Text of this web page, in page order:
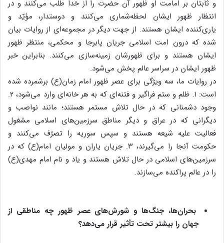
و ثابتان بر امامت او ظهور آن حضرت را از خدا طلب می‌کنند و در
انتظار ظهور ایشان لحظه‌شماری می‌کنند و دوستدار، مؤیّد و
یاری‌کننده ایشان هستند. از جهت دیگر در مجموعه‌ای از روایات بیان
شده که درون امت اسلامی جریان پابرجا و محکمی، منتظر ظهور
ایشان هستند و برای ظهورشان زمینه‌سازی می‌کنند. بنابراین خبر
ظهور ایشان در سراسر عالم پخش می‌شود.
در روایات ما، سه ویژگی برای عصر ظهور امام زمان(ع) برشمرده شده
است: ۱. ظلم و ستم فراگیر و فتنه‌ای که به هر خانه‌ای وارد می‌شود، ۲.
وجود دشمنانی که در حال تلاش مستمر هستند؛ مانند نواصب و
دیگرانی که در عراق و دیگر مناطق سرزمین‌های اسلامی مشغول
فعالیت علیه شیعه هستند و سپس سوریه را تصرّف می‌کنند و
حکومت آنجا را می‌گیرند، ۳. جریان یاران و مولیان امام(ع) که در
سرزمین‌های اسلامی در حال تلاش هستند و یاد و نام امام مهدی(ع)
را در عالم پراکنده می‌سازند.
بحران‌ها، جنگ‌ها و شورش‌های عصر ظهور چه مناطقی از
جهان را بیشتر تحت تأثیر قرار می‌دهد؟